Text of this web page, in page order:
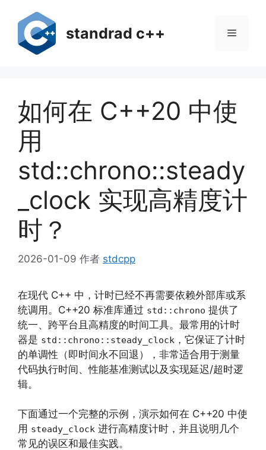
standrad c++ 菜
如何在 C++20 中使
用
std::chrono::steady
_clock 实现高精度计
时？
2026-01-09 作者 stdcpp
在现代 C++ 中，计时已经不再需要依赖外部库或系
统调用。C++20 标准库通过 std::chrono 提供了
统一、跨平台且高精度的时间工具。最常用的计时
器是 std::chrono::steady_clock ，它保证了计时
的单调性（即时间永不回退），非常适合用于测量
代码执行时间、性能基准测试以及实现延迟/超时逻
辑。
下面通过一个完整的示例，演示如何在 C++20 中使
用 steady_clock 进行高精度计时，并且说明几个
常见的误区和最佳实践。